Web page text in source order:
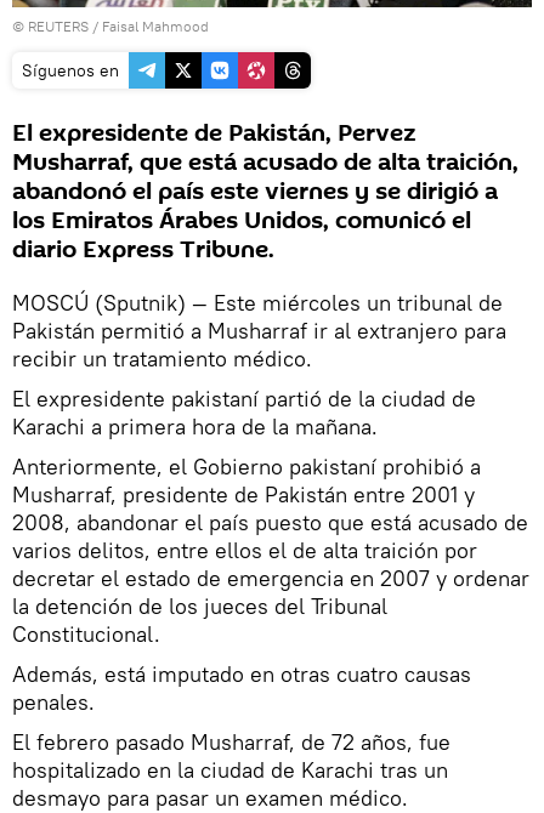
© REUTERS / Faisal Mahmood
Síguenos en
El expresidente de Pakistán, Pervez
Musharraf, que está acusado de alta traición,
abandonó el país este viernes y se dirigió a
los Emiratos Árabes Unidos, comunicó el
diario Express Tribune.
MOSCÚ (Sputnik) — Este miércoles un tribunal de
Pakistán permitió a Musharraf ir al extranjero para
recibir un tratamiento médico.
El expresidente pakistaní partió de la ciudad de
Karachi a primera hora de la mañana.
Anteriormente, el Gobierno pakistaní prohibió a
Musharraf, presidente de Pakistán entre 2001 y
2008, abandonar el país puesto que está acusado de
varios delitos, entre ellos el de alta traición por
decretar el estado de emergencia en 2007 y ordenar
la detención de los jueces del Tribunal
Constitucional.
Además, está imputado en otras cuatro causas
penales.
El febrero pasado Musharraf, de 72 años, fue
hospitalizado en la ciudad de Karachi tras un
desmayo para pasar un examen médico.